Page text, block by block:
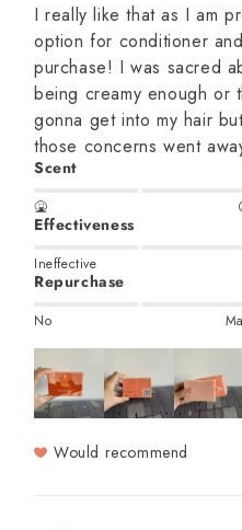
I really like that as I am
option for conditioner
purchase! I was sacred
being creamy enough or
gonna get into my hair
those concerns went
Scent
🤮
Effectiveness
Ineffective
Repurchase
No
Would recommend